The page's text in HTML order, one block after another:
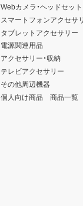
Webカメラ・ヘッドセット
スマートフォンアクセサ
タブレットアクセサリー
電源関連用品
アクセサリー・収納
テレビアクセサリー
その他周辺機器
個人向け商品 商品一覧